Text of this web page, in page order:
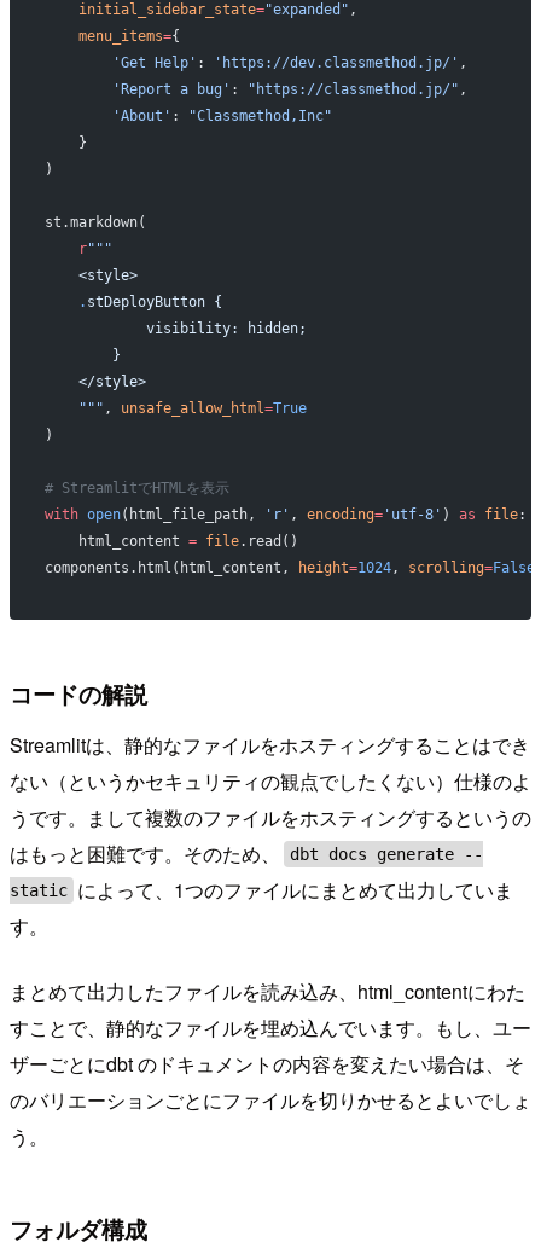
    initial_sidebar_state
="expanded" ,
    menu_items
={
        'Get Help'
: 'https://dev.classmethod.jp/' ,
        'Report a bug'
: "https://classmethod.jp/" ,
        'About'
:
"Classmethod,Inc"
    }
)
st.markdown(
    r
"""
    <style>
    .
stDeployButton {
            visibility: hidden;
        }
    </style>
    """
, unsafe_allow_html=True
)
# StreamlitでHTMLを表示
with open(html_file_path, 'r' , encoding='utf-8' ) as file:
    html_content
= file.read()
components.html(html_content,
height=1024, scrolling=False
コードの解説
Streamlitは、静的なファイルをホスティングすることはでき
ない（というかセキュリティの観点でしたくない）仕様のよ
うです。まして複数のファイルをホスティングするというの
はもっと困難です。そのため、
dbt docs generate --
static によって、1つのファイルにまとめて出力していま
す。
まとめて出力したファイルを読み込み、html_contentにわた
すことで、静的なファイルを埋め込んでいます。もし、ユー
ザーごとにdbt のドキュメントの内容を変えたい場合は、そ
のバリエーションごとにファイルを切りかせるとよいでしょ
う。
フォルダ構成